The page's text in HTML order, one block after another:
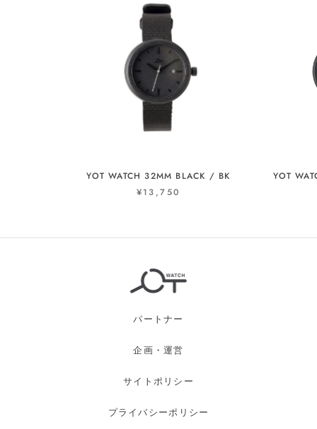
YOT WATCH 32MM BLACK / BK
¥13,750
YOT
パートナー
企画・運営
サイトポリシー
プライバシーポリシー